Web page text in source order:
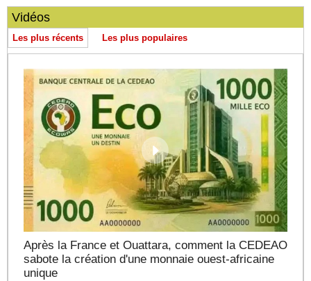
Vidéos
Les plus récents Les plus populaires
Après la France et Ouattara, comment la CEDEAO
sabote la création d'une monnaie ouest-africaine
unique